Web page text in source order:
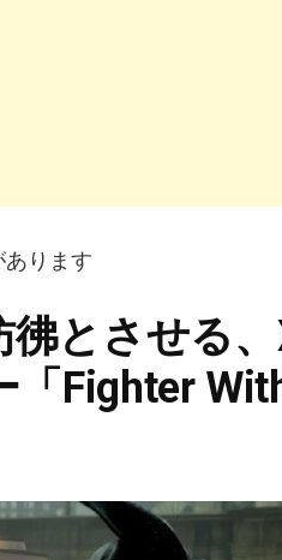
ります
彿とさせる
Fighter